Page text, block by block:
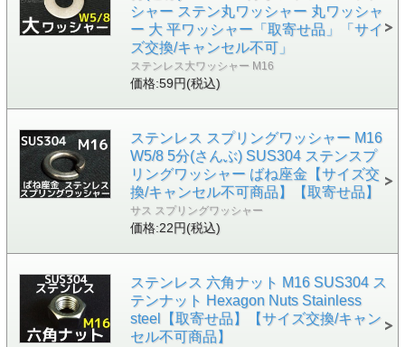
シャー ステン丸ワッシャー 丸ワッシャ
ー 大 平ワッシャー「取寄せ品」「サイ
ズ交換/キャンセル不可」
ステンレス大ワッシャー M16
価格:59円(税込)
ステンレス スプリングワッシャー M16
W5/8 5分(さんぶ) SUS304 ステンスプ
リングワッシャー ばね座金【サイズ交
換/キャンセル不可商品】【取寄せ品】
サス スプリングワッシャー
価格:22円(税込)
ステンレス 六角ナット M16 SUS304 ス
テンナット Hexagon Nuts Stainless
steel【取寄せ品】【サイズ交換/キャン
セル不可商品】